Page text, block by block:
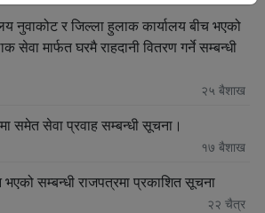
नुवाकोट र जिल्ला हुलाक कार्यालय बीच भएको
सेवा मार्फत घरमै राहदानी वितरण गर्ने सम्बन्धी
२५ बैशाख
समेत सेवा प्रवाह सम्बन्धी सूचना।
१७ बैशाख
भएको सम्बन्धी राजपत्रमा प्रकाशित सूचना
२२ चैत्र